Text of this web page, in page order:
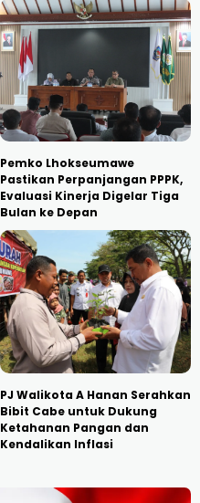
Pemko Lhokseumawe
Pastikan Perpanjangan PPPK,
Evaluasi Kinerja Digelar Tiga
Bulan ke Depan
PJ Walikota A Hanan Serahkan
Bibit Cabe untuk Dukung
Ketahanan Pangan dan
Kendalikan Inflasi